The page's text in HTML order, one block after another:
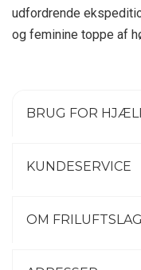
udfordrende
og feminine toppe af
BRUG FOR
KUNDESERVICE
OM